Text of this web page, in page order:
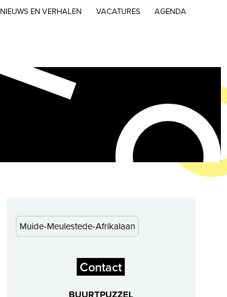
NIEUWS EN VERHALEN VACATURES AGENDA
Muide-Meulestede-Afrikalaan
Contact